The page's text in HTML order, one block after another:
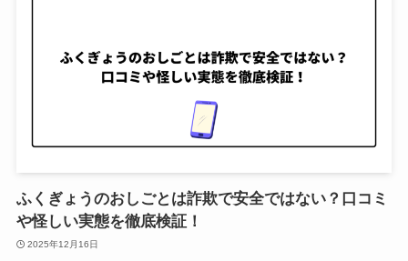
ふくぎょうのおしごとは詐欺で安全ではない？口コミ
や怪しい実態を徹底検証！
2025年12月16日